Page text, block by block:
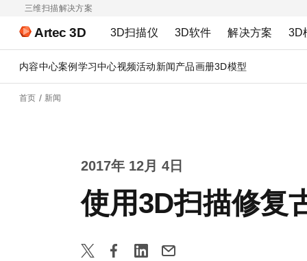
三维扫描解决方案
Artec 3D 3D扫描仪 3D软件 解决方案 3D
内容中心案例 学习中心视频活动新闻产品画册3D模型
首页 新闻
2017年 12月 4日
使用3D扫描修复